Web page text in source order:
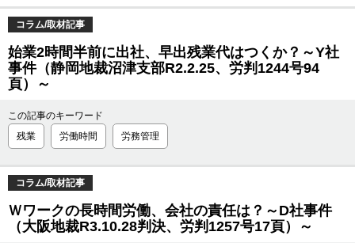
コラム/取材記事
始業2時間半前に出社、早出残業代はつくか？～Y社
事件（静岡地裁沼津支部R2.2.25、労判1244号94
頁）～
この記事のキーワード
残業
労働時間 労務管理
コラム/取材記事
Ｗワークの長時間労働、会社の責任は？～D社事件
（大阪地裁R3.10.28判決、労判1257号17頁）～